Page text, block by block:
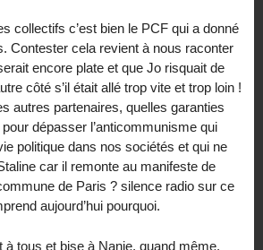
collectifs c’est bien le PCF qui a donné
Contester cela revient à nous raconter
encore plate et que Jo risquait de
côté s’il était allé trop vite et trop loin !
autres partenaires, quelles garanties
dépasser l’anticommunisme qui
politique dans nos sociétés et qui ne
car il remonte au manifeste de
de Paris ? silence radio sur ce
aujourd’hui pourquoi.
à tous et bise à Nanie, quand même.